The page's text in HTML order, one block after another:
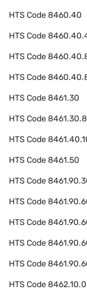
HTS Code8460.40
HTS Code
HTS Code
HTS Code
HTS Code8461.30
HTS Code
HTS Code
HTS Code8461.50
HTS Code
HTS Code
HTS Code
HTS Code
HTS Code
HTS Code